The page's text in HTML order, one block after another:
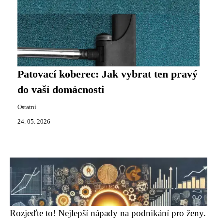
Patovací koberec: Jak vybrat ten pravý
do vaší domácnosti
Ostatní
24. 05. 2026
Rozjeďte to! Nejlepší nápady na podnikání pro ženy.